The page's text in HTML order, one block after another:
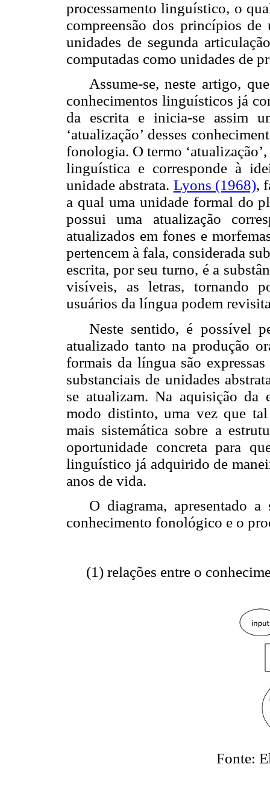
processamento linguístico, o
compreensão dos princípios
unidades de segunda
computadas como unidades de
Assume-se, neste artigo,
conhecimentos linguísticos já
da escrita
e inicia-se assim
‘atualização’ desses
fonologia. O termo
linguística e corresponde à
unidade abstrata. Lyons (1968),
a qual uma unidade formal do
possui uma atualização
atualizados em fones e
pertencem à fala, considerada
escrita, por seu turno, é a
visíveis, as letras, tornando
usuários da língua podem
Neste sentido, é possível
atualizado tanto na produção
formais da língua são
substanciais de unidades
se atualizam. Na aquisição da
modo distinto, uma vez que tal
mais sistemática sobre a
oportunidade concreta para
linguístico já adquirido de
anos de vida.
O diagrama, apresentado
conhecimento fonológico e o
(1) relações entre o
Fonte: